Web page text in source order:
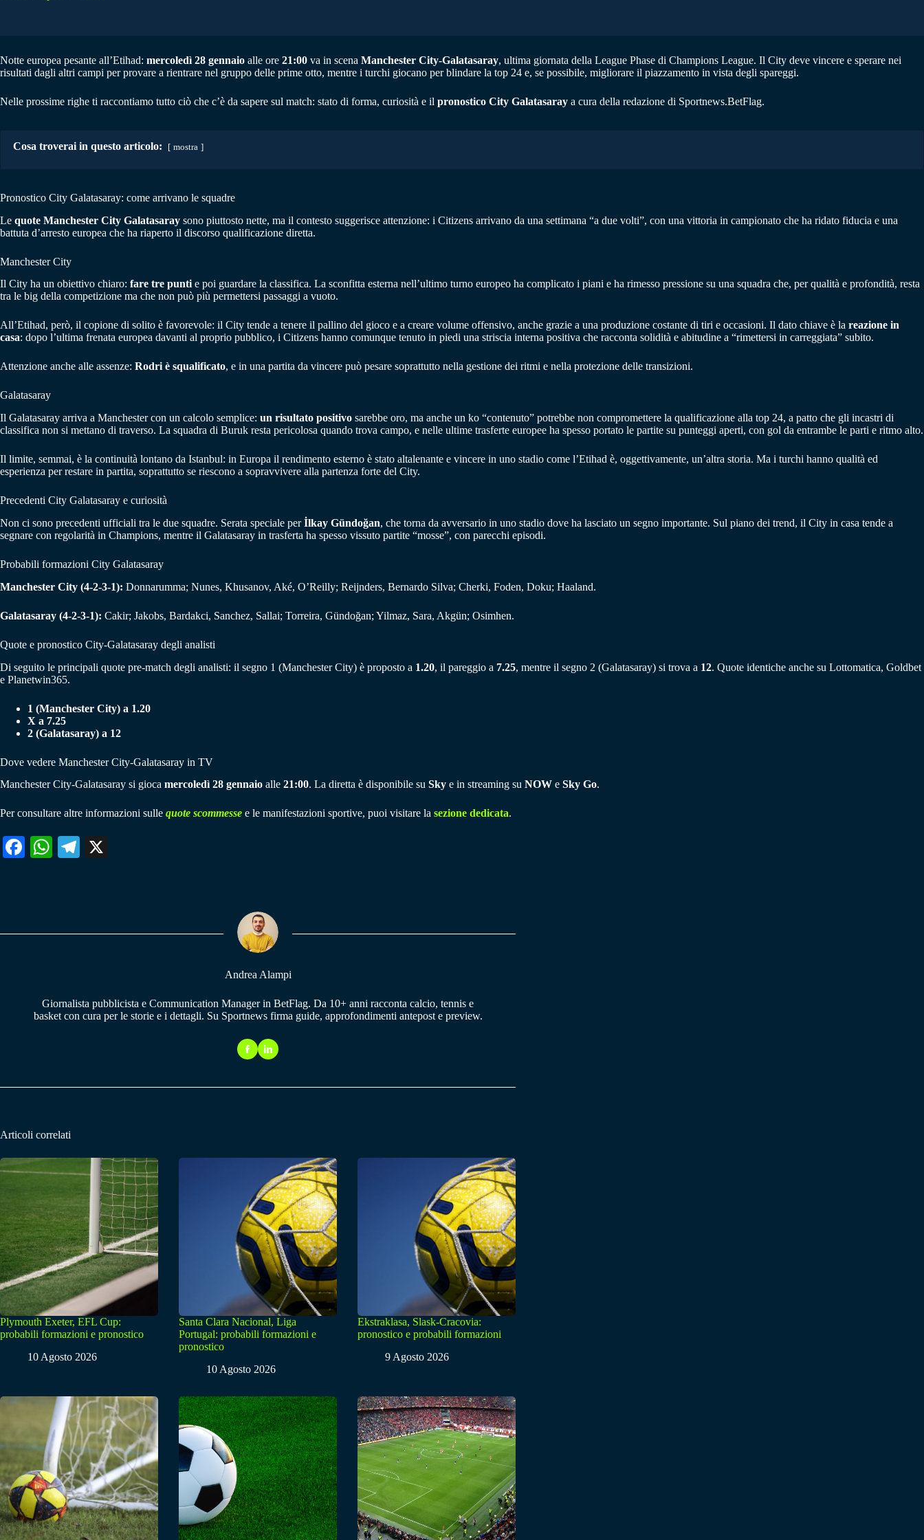
Notte europea pesante all’Etihad: mercoledì 28 gennaio alle ore 21:00 va in scena Manchester City-Galatasaray, ultima giornata della League Phase di Champions League. Il City deve vincere e sperare nei
risultati dagli altri campi per provare a rientrare nel gruppo delle prime otto, mentre i turchi giocano per blindare la top 24 e, se possibile, migliorare il piazzamento in vista degli spareggi.
Nelle prossime righe ti raccontiamo tutto ciò che c’è da sapere sul match: stato di forma, curiosità e il pronostico City Galatasaray a cura della redazione di Sportnews.BetFlag.
Cosa troverai in questo articolo: mostra
Pronostico City Galatasaray: come arrivano le squadre
Le quote Manchester City Galatasaray sono piuttosto nette, ma il contesto suggerisce attenzione: i Citizens arrivano da una settimana “a due volti”, con una vittoria in campionato che ha ridato fiducia e una
battuta d’arresto europea che ha riaperto il discorso qualificazione diretta.
Manchester City
Il City ha un obiettivo chiaro: fare tre puntie poi guardare la classifica. La sconfitta esterna nell’ultimo turno europeo ha complicato i piani e ha rimesso pressione su una squadra che, per qualità e profondità, resta
tra le big della competizione ma che non può più permettersi passaggi a vuoto.
All’Etihad, però, il copione di solito è favorevole: il City tende a tenere il pallino del gioco e a creare volume offensivo, anche grazie a una produzione costante di tiri e occasioni. Il dato chiave è la reazione in
casa: dopo l’ultima frenata europea davanti al proprio pubblico, i Citizens hanno comunque tenuto in piedi una striscia interna positiva che racconta solidità e abitudine a “rimettersi in carreggiata” subito.
Attenzione anche alle assenze: Rodri è squalificato, e in una partita da vincere può pesare soprattutto nella gestione dei ritmi e nella protezione delle transizioni.
Galatasaray
Il Galatasaray arriva a Manchester con un calcolo semplice: un risultato positivo sarebbe oro, ma anche un ko “contenuto” potrebbe non compromettere la qualificazione alla top 24, a patto che gli incastri di
classifica non si mettano di traverso. La squadra di Buruk resta pericolosa quando trova campo, e nelle ultime trasferte europee ha spesso portato le partite su punteggi aperti, con gol da entrambe le parti e ritmo alto.
Il limite, semmai, è la continuità lontano da Istanbul: in Europa il rendimento esterno è stato altalenante e vincere in uno stadio come l’Etihad è, oggettivamente, un’altra storia. Ma i turchi hanno qualità ed
esperienza per restare in partita, soprattutto se riescono a sopravvivere alla partenza forte del City.
Precedenti City Galatasaray e curiosità
Non ci sono precedenti ufficiali tra le due squadre. Serata speciale perİlkay Gündoğan, che torna da avversario in uno stadio dove ha lasciato un segno importante. Sul piano dei trend, il City in casa tende a
segnare con regolarità in Champions, mentre il Galatasaray in trasferta ha spesso vissuto partite “mosse”, con parecchi episodi.
Probabili formazioni City Galatasaray
Manchester City (4-2-3-1): Donnarumma; Nunes, Khusanov, Aké, O’Reilly; Reijnders, Bernardo Silva; Cherki, Foden, Doku; Haaland.
Galatasaray (4-2-3-1): Cakir; Jakobs, Bardakci, Sanchez, Sallai; Torreira, Gündoğan; Yilmaz, Sara, Akgün; Osimhen.
Quote e pronostico City-Galatasaray degli analisti
Di seguito le principali quote pre-match degli analisti: il segno 1 (Manchester City) è proposto a 1.20, il pareggio a 7.25, mentre il segno 2 (Galatasaray) si trova a 12. Quote identiche anche su Lottomatica, Goldbet
e Planetwin365.
1 (Manchester City) a 1.20
X a 7.25
2 (Galatasaray) a 12
Dove vedere Manchester City-Galatasaray in TV
Manchester City-Galatasaray si gioca mercoledì 28 gennaio alle 21:00. La diretta è disponibile su Sky e in streaming su NOW e Sky Go.
Per consultare altre informazioni sulle quote scommesse e le manifestazioni sportive, puoi visitare la sezione dedicata.
Fa W
pp
Te
m
Andrea Alampi
Giornalista pubblicista e Communication Manager in BetFlag. Da 10+ anni racconta calcio, tennis e
basket con cura per le storie e i dettagli. Su Sportnews firma guide, approfondimenti antepost e preview.
Articoli correlati
Plymouth Exeter, EFL Cup:
probabili formazioni e pronostico
10 Agosto 2026
Santa Clara Nacional, Liga
Portugal: probabili formazioni e
pronostico
10 Agosto 2026
Ekstraklasa, Slask-Cracovia:
pronostico e probabili formazioni
9 Agosto 2026